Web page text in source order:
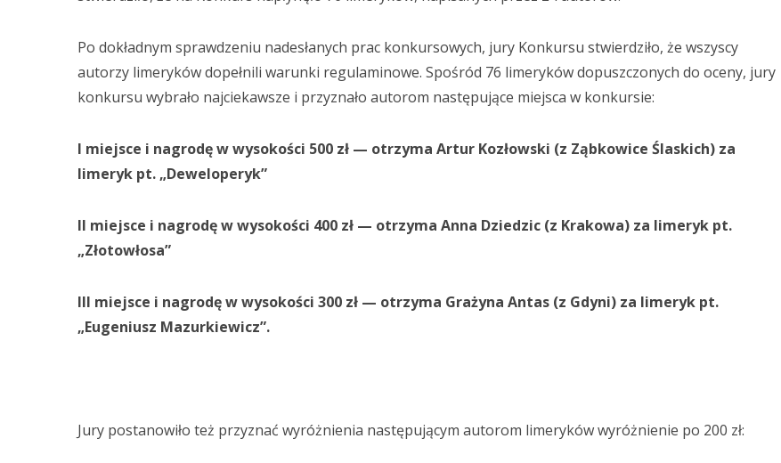
Po dokładnym sprawdzeniu nadesłanych prac konkursowych, jury Konkursu stwierdziło, że wszyscy
autorzy limeryków dopełnili warunki regulaminowe. Spośród 76 limeryków dopuszczonych do oceny, jury
konkursu wybrało najciekawsze i przyznało autorom następujące miejsca w konkursie:
I miejsce i nagrodę w wysokości 500 zł — otrzyma Artur Kozłowski (z Ząbkowice Ślaskich) za
limeryk pt. „Deweloperyk”
II miejsce i nagrodę w wysokości 400 zł — otrzyma Anna Dziedzic (z Krakowa) za limeryk pt.
„Złotowłosa”
III miejsce i nagrodę w wysokości 300 zł — otrzyma Grażyna Antas (z Gdyni) za limeryk pt.
„Eugeniusz Mazurkiewicz”.
Jury postanowiło też przyznać wyróżnienia następującym autorom limeryków wyróżnienie po 200 zł: